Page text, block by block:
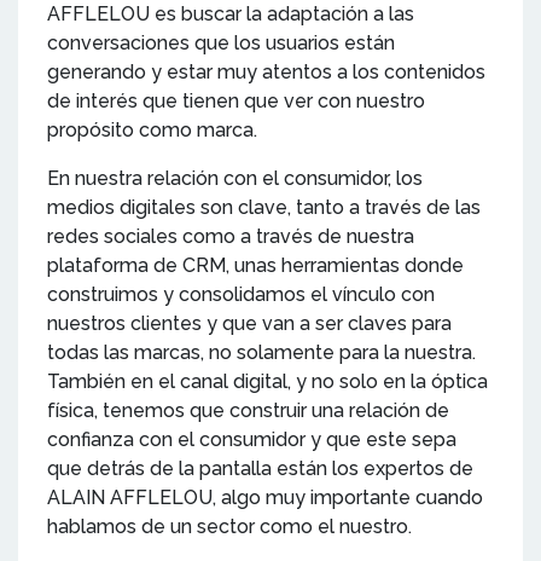
AFFLELOU es buscar la adaptación a las
conversaciones que los usuarios están
generando y estar muy atentos a los contenidos
de interés que tienen que ver con nuestro
propósito como marca.
En nuestra relación con el consumidor, los
medios digitales son clave, tanto a través de las
redes sociales como a través de nuestra
plataforma de CRM, unas herramientas donde
construimos y consolidamos el vínculo con
nuestros clientes y que van a ser claves para
todas las marcas, no solamente para la nuestra.
También en el canal digital, y no solo en la óptica
física, tenemos que construir una relación de
confianza con el consumidor y que este sepa
que detrás de la pantalla están los expertos de
ALAIN AFFLELOU, algo muy importante cuando
hablamos de un sector como el nuestro.